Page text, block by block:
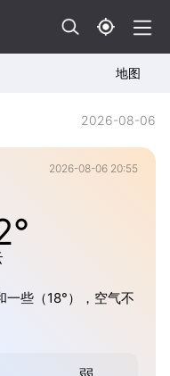
地图
2026-08-06
2026-08-06 20:55
些（18°），空气不